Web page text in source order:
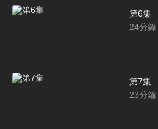
第6集
24分鐘
第7集
23分鐘